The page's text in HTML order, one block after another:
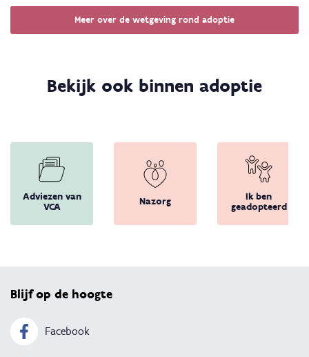
Meer over de wetgeving rond adoptie
Bekijk ook binnen adoptie
Adviezen van
VCA
Nazorg
Ik ben
geadopteerd
Blijf op de hoogte
Facebook